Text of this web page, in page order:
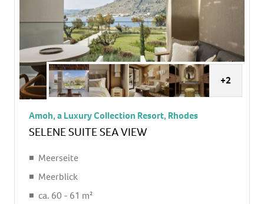
Balkon oder Terrasse
+2
Amoh, a Luxury Collection Resort, Rhodes
SELENE SUITE SEA VIEW
Meerseite
Meerblick
ca. 60 - 61 m²